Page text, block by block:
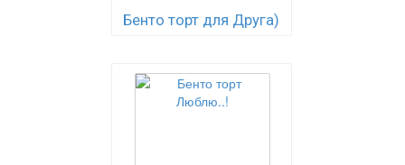
Бенто торт для Друга)